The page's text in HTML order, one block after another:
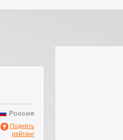
Россия
Поднять
рейтинг